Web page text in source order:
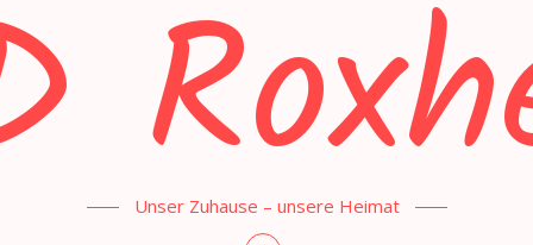
Unser Zuhause – unsere Heimat